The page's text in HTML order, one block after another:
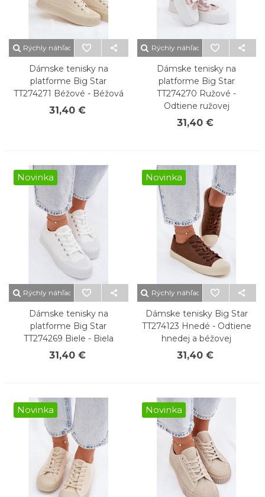
Rýchly náhľad
Dámske tenisky na
platforme Big Star
TT274271 Béžové - Béžová
31,40 €
Rýchly náhľad
Dámske tenisky na
platforme Big Star
TT274270 Ružové -
Odtiene ružovej
31,40 €
Novinka
Rýchly náhľad
Dámske tenisky na
platforme Big Star
TT274269 Biele - Biela
31,40 €
Novinka
Rýchly náhľad
Dámske tenisky Big Star
TT274123 Hnedé - Odtiene
hnedej a béžovej
31,40 €
Novinka Novinka